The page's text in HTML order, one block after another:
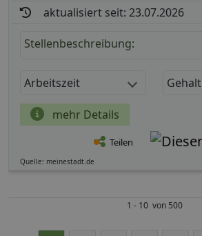
aktualisiert seit: 23.07.2026
Stellenbeschreibung:
Arbeitszeit Gehalt
mehr Details
Teilen
Quelle: meinestadt.de
1 - 10 von 500